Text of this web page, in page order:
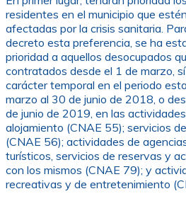
residentes en el municipio que
afectadas por la crisis sanitaria.
decreto esta preferencia, se ha
prioridad a aquellos desocupados
contratados desde el 1 de marzo,
carácter temporal en el periodo
marzo al 30 de junio de 2018, o
de junio de 2019, en las
alojamiento (CNAE 55); servicios
(CNAE 56); actividades de
turísticos, servicios de reservas y
con los mismos (CNAE 79); y
recreativas y de entretenimiento